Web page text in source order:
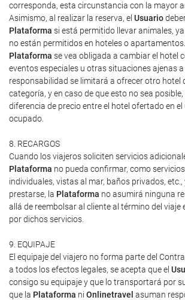
corresponda, esta circunstancia con la mayor
Asimismo, al realizar la reserva, el Usuario
Plataforma si está permitido llevar animales,
no están permitidos en hoteles o
Plataforma se vea obligada a cambiar el hotel
eventos especiales u otras situaciones ajenas
responsabilidad se limitará a ofrecer otro hotel
categoría, y en caso de que esto no sea
diferencia de precio entre el hotel ofertado en el
ocupado.
8. RECARGOS
Cuando los viajeros soliciten servicios
Plataforma no pueda confirmar, como
individuales, vistas al mar, baños privados,
prestarse, la Plataforma no asumirá ninguna
allá de reembolsar al cliente al término del
por dichos servicios.
9. EQUIPAJE
El equipaje del viajero no forma parte del
a todos los efectos legales, se acepta que el
consigo su equipaje y que lo transportará por
que la Plataforma ni Onlinetravel asuman